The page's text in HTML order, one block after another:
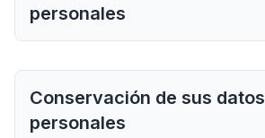
personales
Conservación de sus datos
personales